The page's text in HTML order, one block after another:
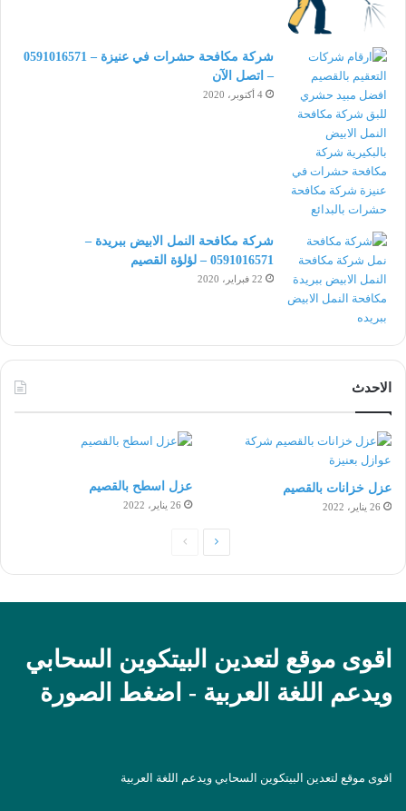
شركة مكافحة حشرات في عنيزة – 0591016571
– اتصل الآن
4 أكتوبر، 2020
شركة مكافحة النمل الابيض ببريدة –
0591016571 – لؤلؤة القصيم
22 فبراير، 2020
الاحدث
عزل خزانات بالقصيم
26 يناير، 2022
عزل اسطح بالقصيم
26 يناير، 2022
الصفحةالصفحة
اقوى موقع لتعدين البيتكوين السحابي
ويدعم اللغة العربية - اضغط الصورة
اقوى موقع لتعدين البيتكوين السحابي ويدعم اللغة العربية